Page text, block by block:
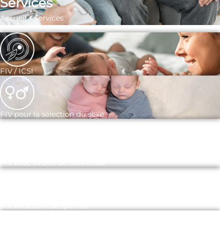
Services
Accueil»Services
FIV / ICSI
FIV pour la sélection du sexe
FIV avec ovules de donneuse
FIV avec don de sperme